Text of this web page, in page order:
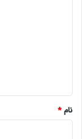
نام*